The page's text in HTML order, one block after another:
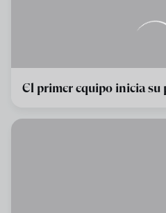
El primer equipo inicia su